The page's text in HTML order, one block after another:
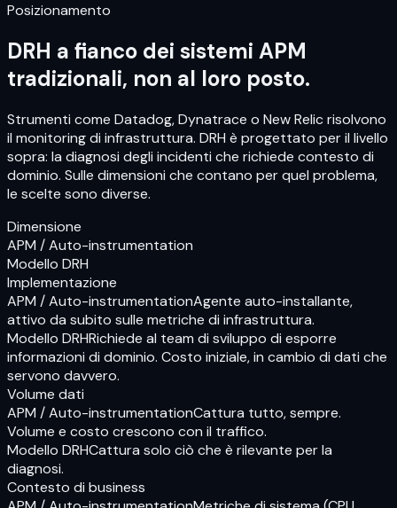
Posizionamento
DRH a fianco dei sistemi APM
tradizionali, non al loro posto.
Strumenti come Datadog, Dynatrace o New Relic risolvono
il monitoring di infrastruttura. DRH è progettato per il livello
sopra: la diagnosi degli incidenti che richiede contesto di
dominio. Sulle dimensioni che contano per quel problema,
le scelte sono diverse.
Dimensione
APM / Auto-instrumentation
Modello DRH
Implementazione
APM / Auto-instrumentationAgente auto-installante,
attivo da subito sulle metriche di infrastruttura.
Modello DRHRichiede al team di sviluppo di esporre
informazioni di dominio. Costo iniziale, in cambio di dati che
servono davvero.
Volume dati
APM / Auto-instrumentationCattura tutto, sempre.
Volume e costo crescono con il traffico.
Modello DRHCattura solo ciò che è rilevante per la
diagnosi.
Contesto di business